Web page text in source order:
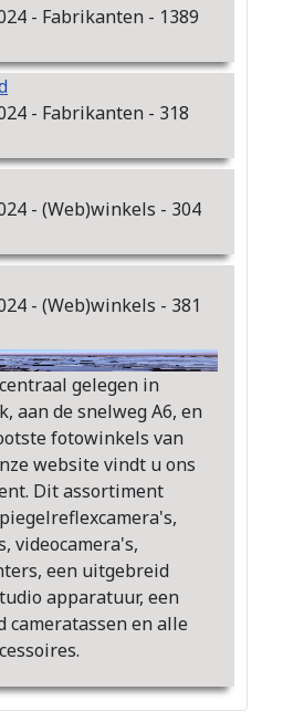
- Fabrikanten - 318
- Fabrikanten - 1389
- (Web)winkels - 381
gelegen in
aan de snelweg A6, en
fotowinkels van
website vindt u ons
Dit assortiment
videocamera's,
een uitgebreid
apparatuur, een
cameratassen en alle
- (Web)winkels - 304